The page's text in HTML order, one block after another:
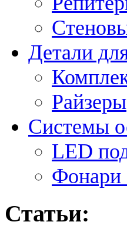
Детали
Райзеры
Системы
LED
Фонари
Статьи: